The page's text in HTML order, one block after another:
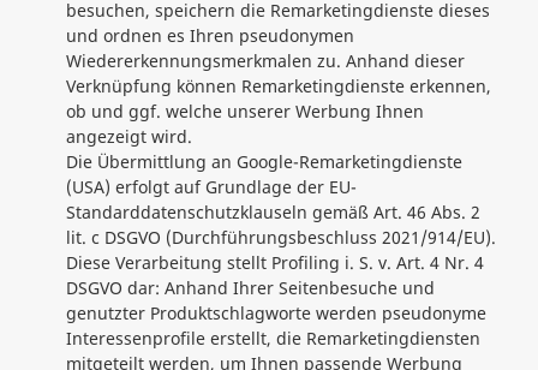
besuchen, speichern die Remarketingdienste dieses
und ordnen es Ihren pseudonymen
Wiedererkennungsmerkmalen zu. Anhand dieser
Verknüpfung können Remarketingdienste erkennen,
ob und ggf. welche unserer Werbung Ihnen
angezeigt wird.
Die Übermittlung an Google-Remarketingdienste
(USA) erfolgt auf Grundlage der EU-
Standarddatenschutzklauseln gemäß Art. 46 Abs. 2
lit. c DSGVO (Durchführungsbeschluss 2021/914/EU).
Diese Verarbeitung stellt Profiling i. S. v. Art. 4 Nr. 4
DSGVO dar: Anhand Ihrer Seitenbesuche und
genutzter Produktschlagworte werden pseudonyme
Interessenprofile erstellt, die Remarketingdiensten
mitgeteilt werden, um Ihnen passende Werbung